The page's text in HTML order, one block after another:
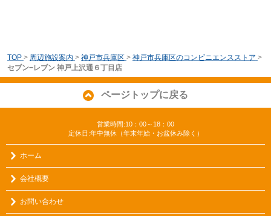
TOP > 周辺施設案内 > 神戸市兵庫区 > 神戸市兵庫区のコンビニエンスストア >
セブン−レブン 神戸上沢通６丁目店
ページトップに戻る
営業時間:10：00～18：00
定休日:年中無休（年末年始・お盆休み除く）
ホーム
会社概要
お問い合わせ